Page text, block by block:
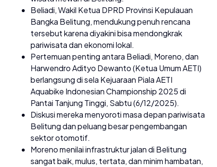
Beliadi, Wakil Ketua DPRD Provinsi Kepulauan
Bangka Belitung, mendukung penuh rencana
tersebut karena diyakini bisa mendongkrak
pariwisata dan ekonomi lokal.
Pertemuan penting antara Beliadi, Moreno, dan
Harwendro Adityo Dewanto (Ketua Umum AETI)
berlangsung di sela Kejuaraan Piala AETI
Aquabike Indonesian Championship 2025 di
Pantai Tanjung Tinggi, Sabtu (6/12/2025).
Diskusi mereka menyoroti masa depan pariwisata
Belitung dan peluang besar pengembangan
sektor otomotif.
Moreno menilai infrastruktur jalan di Belitung
sangat baik, mulus, tertata, dan minim hambatan,